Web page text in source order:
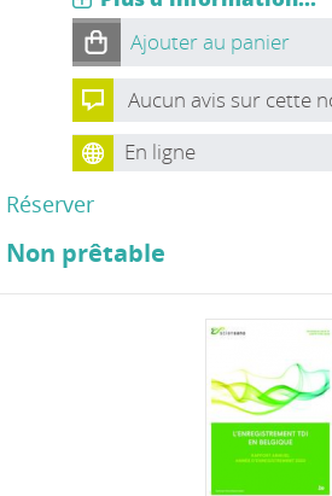
Ajouter au panier
Aucun avis sur cette
En ligne
Réserver
Non prêtable